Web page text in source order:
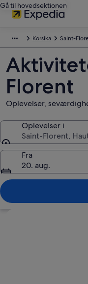
Gå til hovedsektionen
Korsika Saint-
Florent
Oplevelser,
Oplevelser i
Saint-Florent,
Oplevelser i
Fra
20. aug.